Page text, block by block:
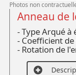
Photos non
Anneau de
- Type Arqué à
- Coefficient
- Rotation de